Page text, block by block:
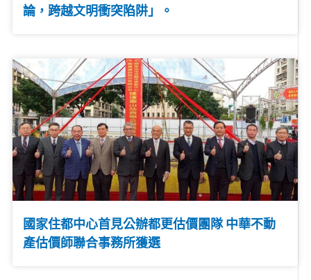
論，跨越文明衝突陷阱」。
國家住都中心首見公辦都更估價團隊 中華不動
產估價師聯合事務所獲選